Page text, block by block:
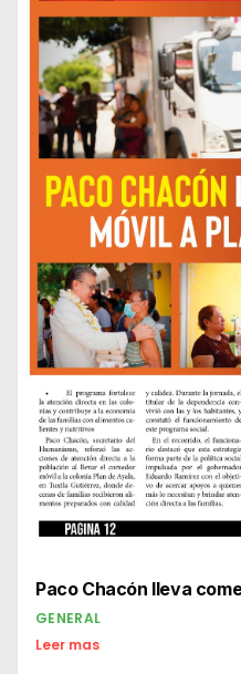
Paco Chacón lleva
GENERAL
Leer mas